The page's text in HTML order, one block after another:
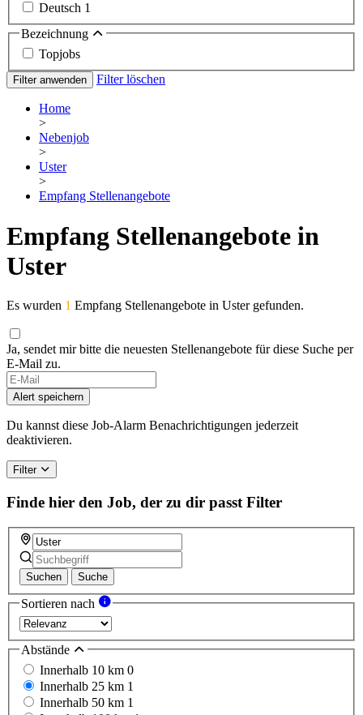
Deutsch 1
Bezeichnung
Topjobs
Filter anwenden Filter löschen
Home
>
Nebenjob
>
Uster
>
Empfang Stellenangebote
Empfang Stellenangebote in
Uster
Es wurden 1 Empfang Stellenangebote in Uster gefunden.
Ja, sendet mir bitte die neuesten Stellenangebote für diese Suche per
E-Mail zu.
If
you
are
a
human,
this
field
Alert speichern
Du kannst diese Job-Alarm Benachrichtigungen jederzeit
deaktivieren.
Filter
Finde hier den Job, der zu dir passt Filter
Suchen Suche
Sortieren nach
Abstände
Innerhalb 10 km 0
Innerhalb 25 km 1
Innerhalb 50 km 1